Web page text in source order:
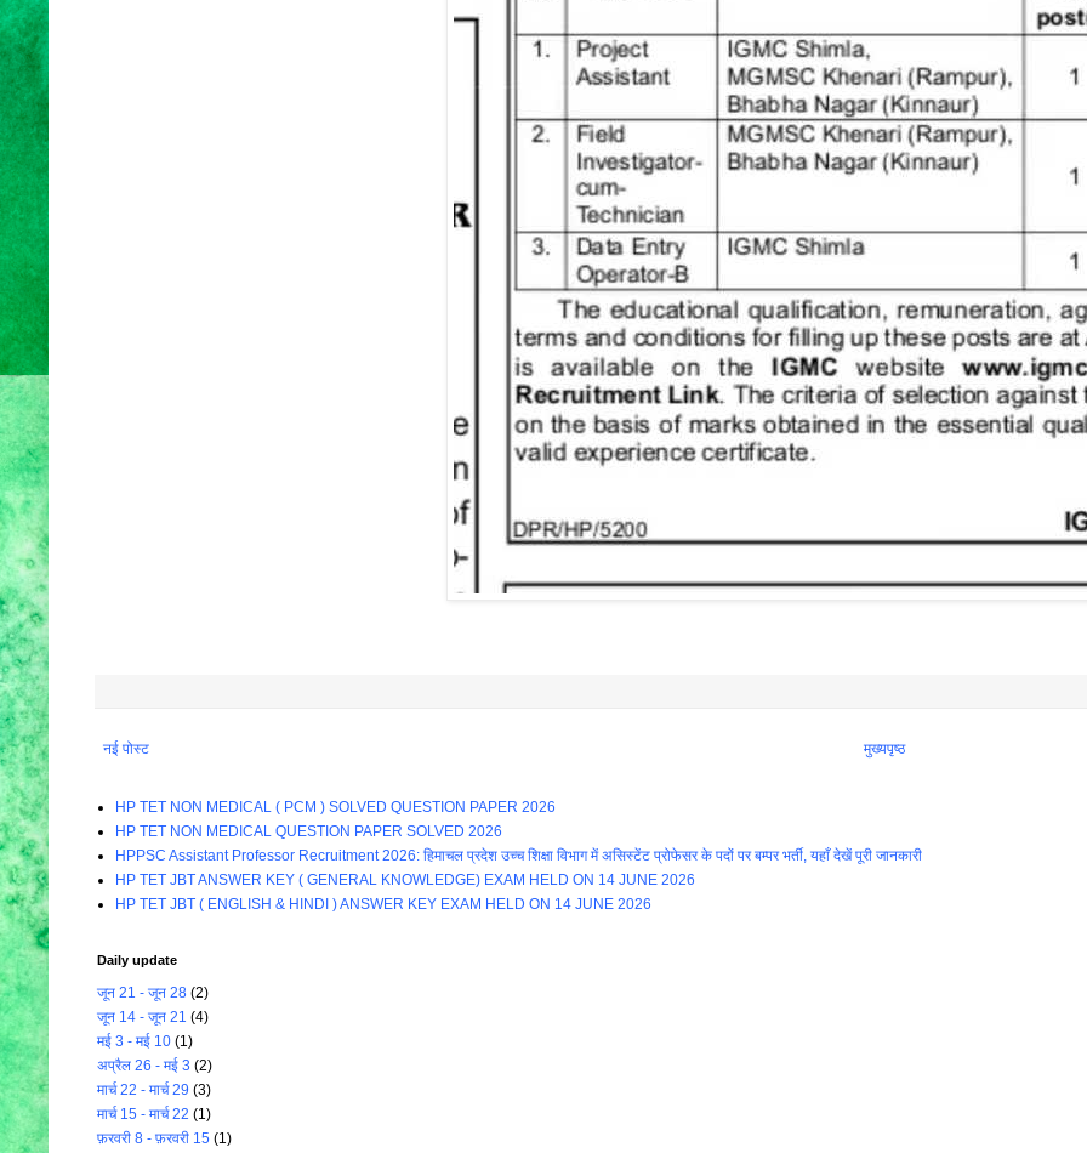
नई पोस्ट मुख्यपृष्ठ
HP TET NON MEDICAL ( PCM ) SOLVED QUESTION PAPER 2026
HP TET NON MEDICAL QUESTION PAPER SOLVED 2026
HPPSC Assistant Professor Recruitment 2026: हिमाचल प्रदेश उच्च शिक्षा विभाग में असिस्टेंट प्रोफेसर के पदों पर बम्पर भर्ती, यहाँ देखें पूरी जानकारी
HP TET JBT ANSWER KEY ( GENERAL KNOWLEDGE) EXAM HELD ON 14 JUNE 2026
HP TET JBT ( ENGLISH & HINDI ) ANSWER KEY EXAM HELD ON 14 JUNE 2026
Daily update
जून 21 - जून 28 (2)
जून 14 - जून 21 (4)
मई 3 - मई 10 (1)
अप्रैल 26 - मई 3 (2)
मार्च 22 - मार्च 29 (3)
मार्च 15 - मार्च 22 (1)
फ़रवरी 8 - फ़रवरी 15 (1)